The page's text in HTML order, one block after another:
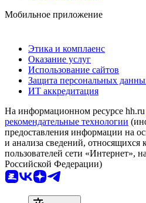
Мобильное приложение
Этика и комплаенс
Оказание услуг
Использование сайтов
Защита персональных
ИТ аккредитация
На информационном ресурсе hh.ru
рекомендательные технологии
предоставления информации на
и анализа сведений, относящихся
пользователей сети «Интернет»,
Российской Федерации)